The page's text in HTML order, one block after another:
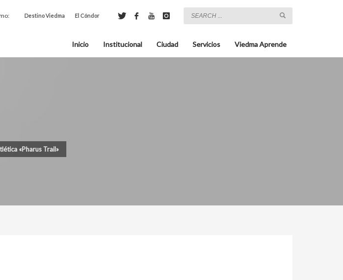
Destino Viedma El Cóndor
Inicio Institucional Ciudad Servicios Viedma Aprende
«Pharus Trail»